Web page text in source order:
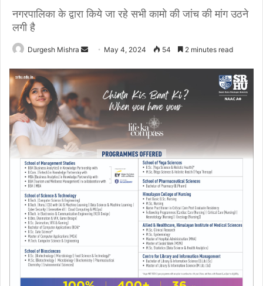
नगरपालिका के द्वारा किये जा रहे सभी कामो की जांच की मांग उठने
लगी है
Durgesh Mishra
Send
email
May 4, 2024 54 2 minutes read